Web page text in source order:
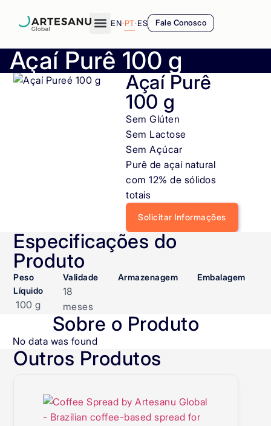
EN·PT·ES Fale Conosco
Açaí Purê 100 g
Açaí Purê
100 g
Sem Glúten
Sem Lactose
Sem Açúcar
Purê de açaí natural
com 12% de sólidos
totais
Solicitar Informações
Especificações do
Produto
Peso
Líquido
100 g
Validade
18
meses
Armazenagem Embalagem
Sobre o Produto
No data was found
Outros Produtos